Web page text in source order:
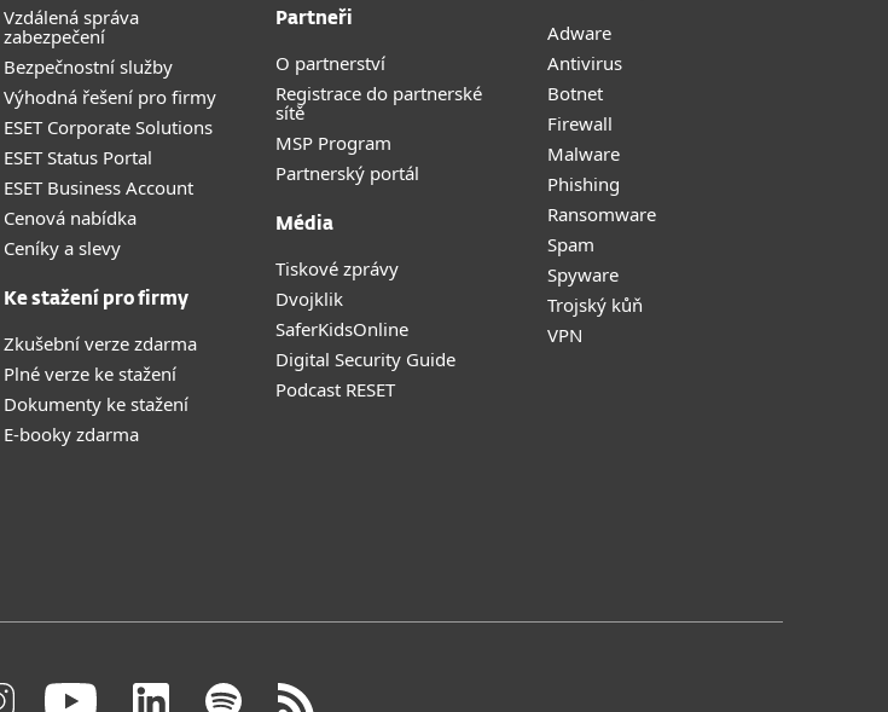
Vzdálená správa
zabezpečení
Bezpečnostní služby
Výhodná řešení pro firmy
ESET Corporate Solutions
ESET Status Portal
ESET Business Account
Cenová nabídka
Ceníky a slevy
Ke stažení pro firmy
Zkušební verze zdarma
Plné verze ke stažení
Dokumenty ke stažení
E-booky zdarma
Partneři
O partnerství
Registrace do partnerské
sítě
MSP Program
Partnerský portál
Média
Tiskové zprávy
Dvojklik
SaferKidsOnline
Digital Security Guide
Podcast RESET
Adware
Antivirus
Botnet
Firewall
Malware
Phishing
Ransomware
Spam
Spyware
Trojský kůň
VPN